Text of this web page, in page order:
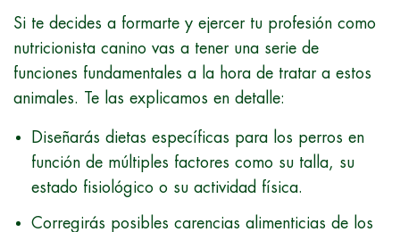
Si te decides a formarte y ejercer tu profesión como
nutricionista canino vas a tener una serie de
funciones fundamentales a la hora de tratar a estos
animales. Te las explicamos en detalle:
Diseñarás dietas específicas para los perros en
función de múltiples factores como su talla, su
estado fisiológico o su actividad física.
Corregirás posibles carencias alimenticias de los